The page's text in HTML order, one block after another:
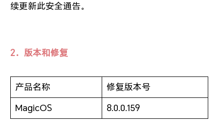
续更新此安全通告。
2．版本和修复
产品名称 修复版本号
MagicOS 8.0.0.159